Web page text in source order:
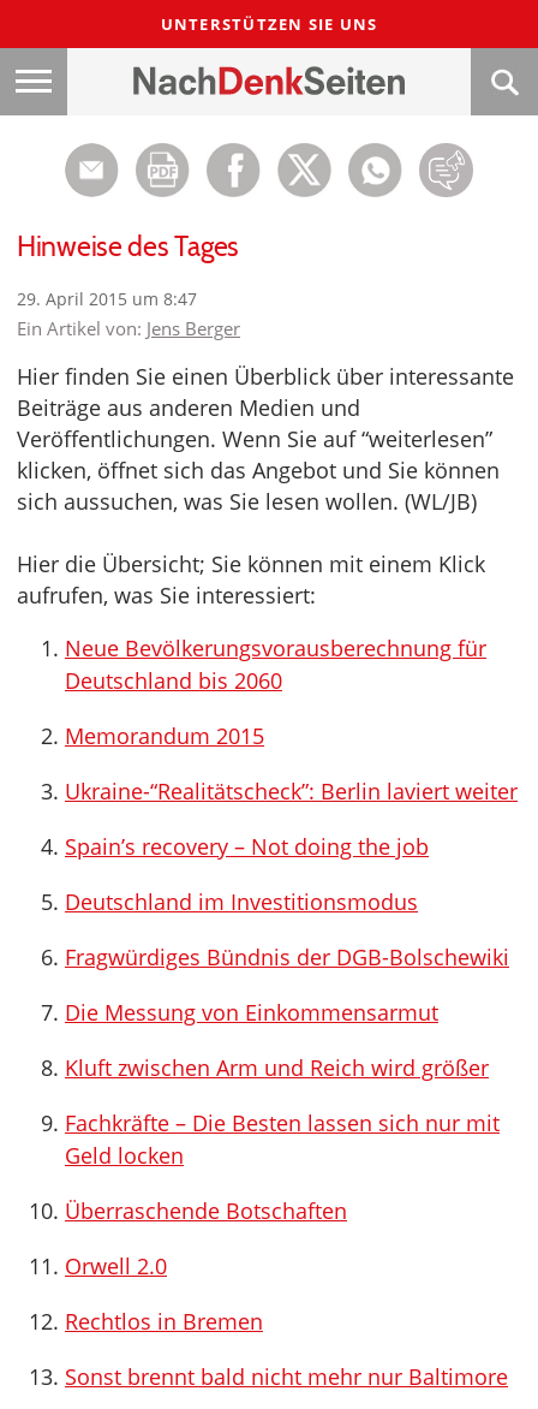
UNTERSTÜTZEN SIE UNS
Hinweise des Tages
29. April 2015 um 8:47
Ein Artikel von: Jens Berger
Hier finden Sie einen Überblick über interessante
Beiträge aus anderen Medien und
Veröffentlichungen. Wenn Sie auf “weiterlesen”
klicken, öffnet sich das Angebot und Sie können
sich aussuchen, was Sie lesen wollen. (WL/JB)
Hier die Übersicht; Sie können mit einem Klick
aufrufen, was Sie interessiert:
Neue Bevölkerungsvorausberechnung für
Deutschland bis 2060
Memorandum 2015
Ukraine-“Realitätscheck”: Berlin laviert weiter
Spain’s recovery – Not doing the job
Deutschland im Investitionsmodus
Fragwürdiges Bündnis der DGB-Bolschewiki
Die Messung von Einkommensarmut
Kluft zwischen Arm und Reich wird größer
Fachkräfte – Die Besten lassen sich nur mit
Geld locken
Überraschende Botschaften
Orwell 2.0
Rechtlos in Bremen
Sonst brennt bald nicht mehr nur Baltimore